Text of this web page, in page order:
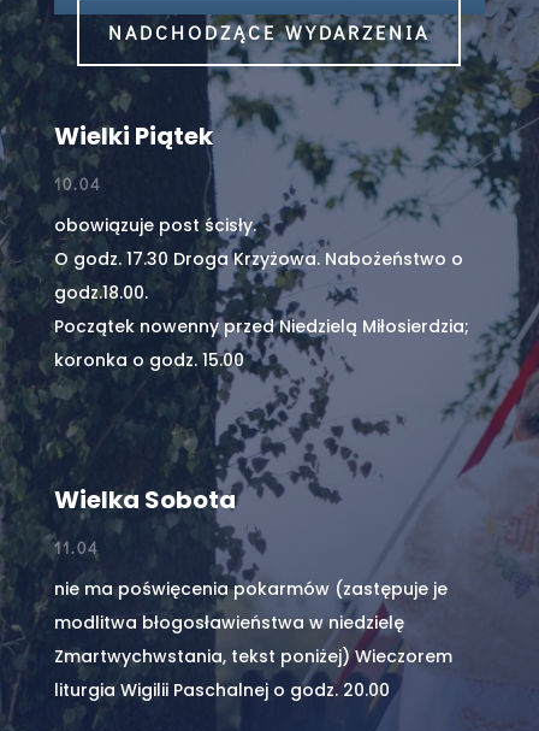
NADCHODZĄCE WYDARZENIA
Wielki Piątek
10.04
obowiązuje post ścisły.
O godz. 17.30 Droga Krzyżowa. Nabożeństwo o
godz.18.00.
Początek nowenny przed Niedzielą Miłosierdzia;
koronka o godz. 15.00
Wielka Sobota
11.04
nie ma poświęcenia pokarmów (zastępuje je
modlitwa błogosławieństwa w niedzielę
Zmartwychwstania, tekst poniżej) Wieczorem
liturgia Wigilii Paschalnej o godz. 20.00